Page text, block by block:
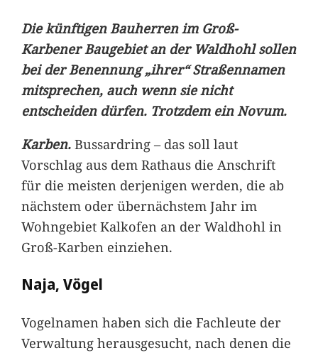
Die künftigen Bauherren im Groß-
Karbener Baugebiet an der Waldhohl sollen
bei der Benennung „ihrer“ Straßennamen
mitsprechen, auch wenn sie nicht
entscheiden dürfen. Trotzdem ein Novum.
Karben.Bussardring – das soll laut
Vorschlag aus dem Rathaus die Anschrift
für die meisten derjenigen werden, die ab
nächstem oder übernächstem Jahr im
Wohngebiet Kalkofen an der Waldhohl in
Groß-Karben einziehen.
Naja, Vögel
Vogelnamen haben sich die Fachleute der
Verwaltung herausgesucht, nach denen die